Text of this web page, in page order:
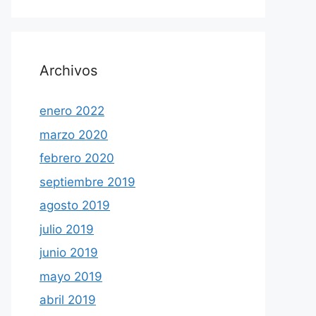
Archivos
enero 2022
marzo 2020
febrero 2020
septiembre 2019
agosto 2019
julio 2019
junio 2019
mayo 2019
abril 2019